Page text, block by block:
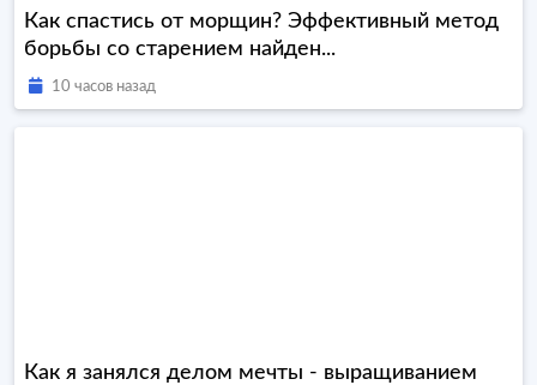
Как спастись от морщин? Эффективный метод
борьбы со старением найден...
10 часов назад
Как я занялся делом мечты - выращиванием